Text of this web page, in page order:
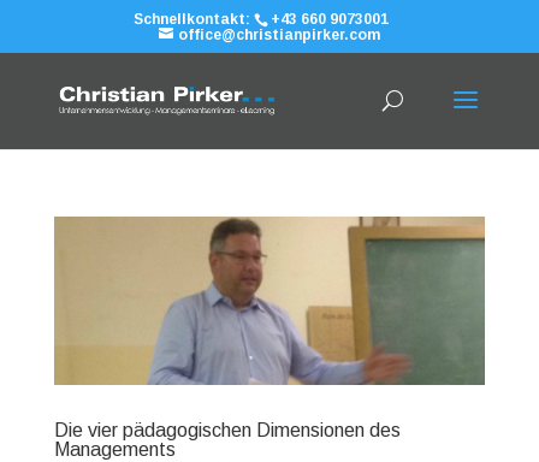
Schnellkontakt:
+43 660 9073001
office@christianpirker.com
Die vier pädagogischen Dimensionen des
Managements